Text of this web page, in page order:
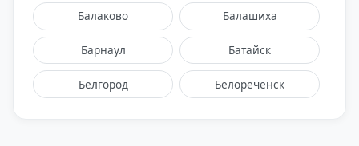
Балаково Балашиха
Барнаул Батайск
Белгород Белореченск